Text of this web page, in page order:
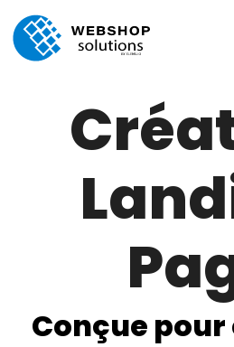
Conçue